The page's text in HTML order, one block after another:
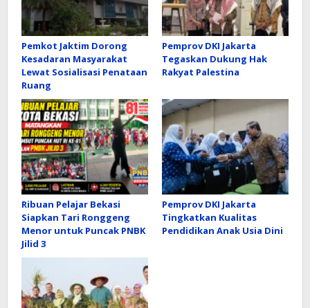
Pemkot Jaktim Dorong
Kesadaran Masyarakat
Lewat Sosialisasi Penataan
Ruang
Pemprov DKI Jakarta
Tegaskan Dukung Hak
Rakyat Palestina
Ribuan Pelajar Bekasi
Siapkan Tari Ronggeng
Menor untuk Puncak PNBK
Jilid 3
Pemprov DKI Jakarta
Tingkatkan Kualitas
Pendidikan Anak Usia Dini